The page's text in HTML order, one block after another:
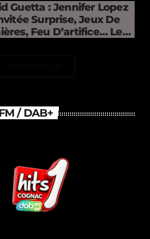
Guetta : Jennifer Lopez
Surprise, Jeux De
Feu D’artifice… Le
/ DAB+